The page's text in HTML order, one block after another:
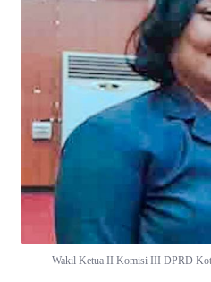
Wakil Ketua II Komisi III DPRD